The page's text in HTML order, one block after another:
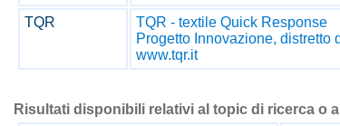
TQR
TQR - textile Quick Response
Progetto Innovazione, distretto
www.tqr.it
Risultati disponibili relativi al topic di ricerca o